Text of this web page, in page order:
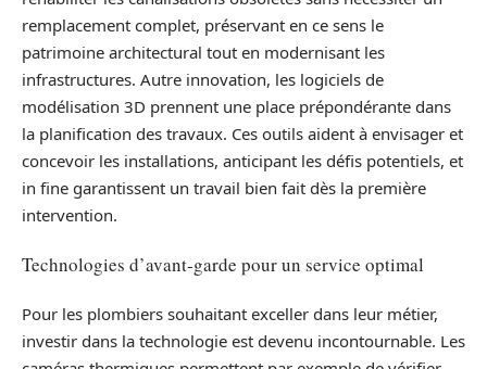
remplacement complet, préservant en ce sens le
patrimoine architectural tout en modernisant les
infrastructures. Autre innovation, les logiciels de
modélisation 3D prennent une place prépondérante dans
la planification des travaux. Ces outils aident à envisager et
concevoir les installations, anticipant les défis potentiels, et
in fine garantissent un travail bien fait dès la première
intervention.
Technologies d’avant-garde pour un service optimal
Pour les plombiers souhaitant exceller dans leur métier,
investir dans la technologie est devenu incontournable. Les